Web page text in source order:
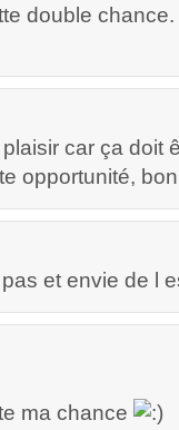
double chance.
car ça doit
opportunité,
et envie de l
ma chance